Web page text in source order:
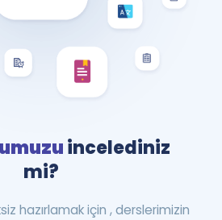
incelediniz
mi?
hazırlamak için , derslerimizin